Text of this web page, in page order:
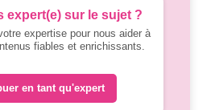
expert(e) sur le sujet ?
expertise pour nous aider à
fiables et enrichissants.
en tant qu'expert